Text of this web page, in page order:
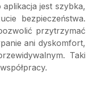
jest szybka,
bezpieczeństwa.
przytrzymać
ani dyskomfort,
Taki